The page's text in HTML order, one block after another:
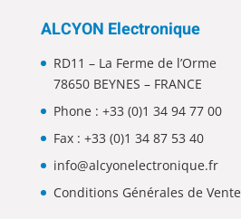
ALCYON Electronique
RD11 – La Ferme de l’Orme
78650 BEYNES – FRANCE
Phone : +33 (0)1 34 94 77 00
Fax : +33 (0)1 34 87 53 40
info@alcyonelectronique.fr
Conditions Générales de Vente